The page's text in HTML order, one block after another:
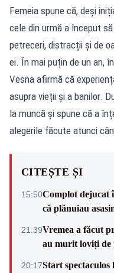
Femeia spune că, deși
cele din urmă a început
petreceri, distracții și de
ei. În mai puțin de un an,
Vesna afirmă că
asupra vieții și a banilor.
la muncă și spune că a
alegerile făcute atunci
CITEȘTE ȘI
15:50Complot dejucat
că plănuiau
21:39Vremea a făcut
au murit loviți de
20:17Start